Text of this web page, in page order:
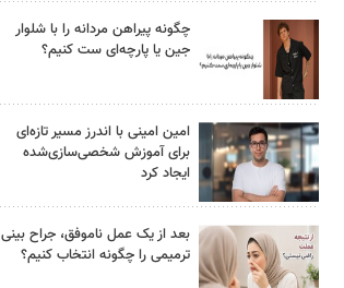
چگونه پیراهن مردانه را با شلوار
جین یا پارچه‌ای ست کنیم؟
امین امینی با اندرز مسیر تازه‌ای
برای آموزش شخصی‌سازی‌شده
ایجاد کرد
بعد از یک عمل ناموفق، جراح بینی
ترمیمی را چگونه انتخاب کنیم؟